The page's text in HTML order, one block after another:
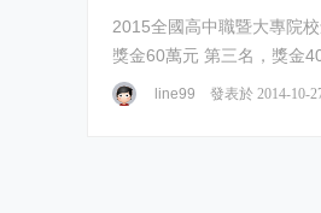
2015全國高中職暨大專院校創意
line99 發表於 2014-10-